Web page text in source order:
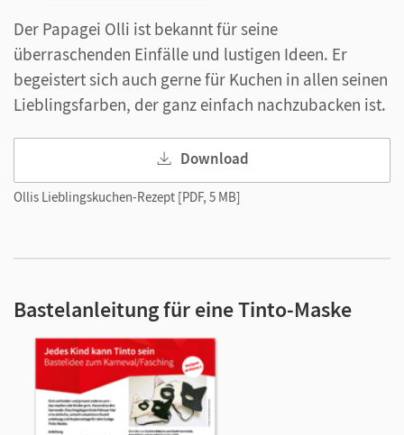
Der Papagei Olli ist bekannt für seine
überraschenden Einfälle und lustigen Ideen. Er
begeistert sich auch gerne für Kuchen in allen seinen
Lieblingsfarben, der ganz einfach nachzubacken ist.
Download
Ollis Lieblingskuchen-Rezept [PDF, 5 MB]
Bastelanleitung für eine Tinto-Maske